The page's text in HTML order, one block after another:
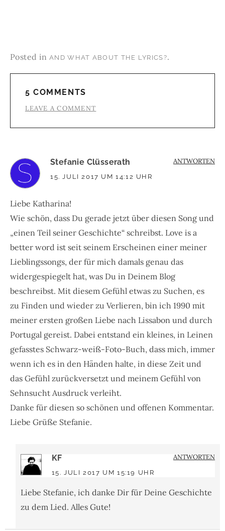
Posted in AND WHAT ABOUT THE LYRICS?.
5 COMMENTS
LEAVE A COMMENT
Stefanie Clüsserath
15. JULI 2017 UM 14:12 UHR
Liebe Katharina!
Wie schön, dass Du gerade jetzt über diesen Song und
„einen Teil seiner Geschichte“ schreibst. Love is a
better word ist seit seinem Erscheinen einer meiner
Lieblingssongs, der für mich damals genau das
widergespiegelt hat, was Du in Deinem Blog
beschreibst. Mit diesem Gefühl etwas zu Suchen, es
zu Finden und wieder zu Verlieren, bin ich 1990 mit
meiner ersten großen Liebe nach Lissabon und durch
Portugal gereist. Dabei entstand ein kleines, in Leinen
gefasstes Schwarz-weiß-Foto-Buch, dass mich, immer
wenn ich es in den Händen halte, in diese Zeit und
das Gefühl zurückversetzt und meinem Gefühl von
Sehnsucht Ausdruck verleiht.
Danke für diesen so schönen und offenen Kommentar.
Liebe Grüße Stefanie.
ANTWORTEN
KF
15. JULI 2017 UM 15:19 UHR
Liebe Stefanie, ich danke Dir für Deine Geschichte
zu dem Lied. Alles Gute!
ANTWORTEN